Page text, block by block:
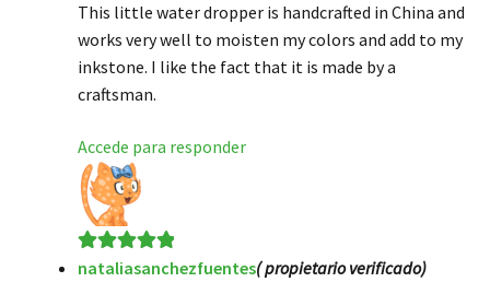
This little water dropper is handcrafted in China and
works very well to moisten my colors and add to my
inkstone. I like the fact that it is made by a
craftsman.
Accede para responder
Valorado en5
nataliasanchezfuentes( propietario verificado)